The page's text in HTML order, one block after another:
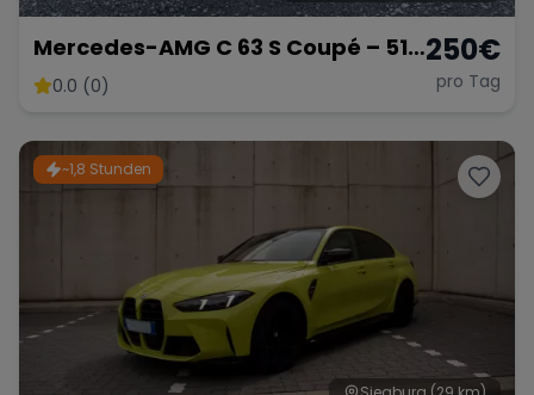
Mercedes-AMG C 63 S Coupé – 510
PS V8 Biturbo
0.0 (0)
250€
pro Tag
~1,8 Stunden